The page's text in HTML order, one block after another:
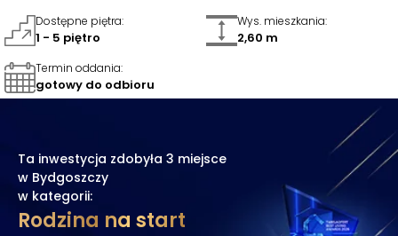
Dostępne piętra:
1 - 5 piętro
Wys. mieszkania:
2,60 m
Termin oddania:
gotowy do odbioru
Ta inwestycja zdobyła 3 miejsce
w Bydgoszczy
w kategorii:
Rodzina na start